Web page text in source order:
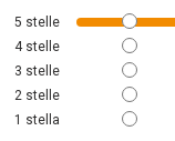
5 stelle
4 stelle
3 stelle
2 stelle
1 stella